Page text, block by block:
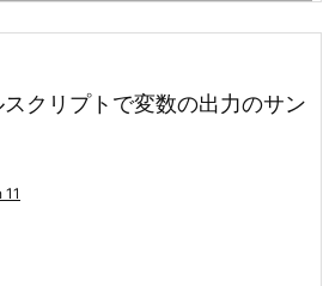
スクリプトで変数の出力のサン